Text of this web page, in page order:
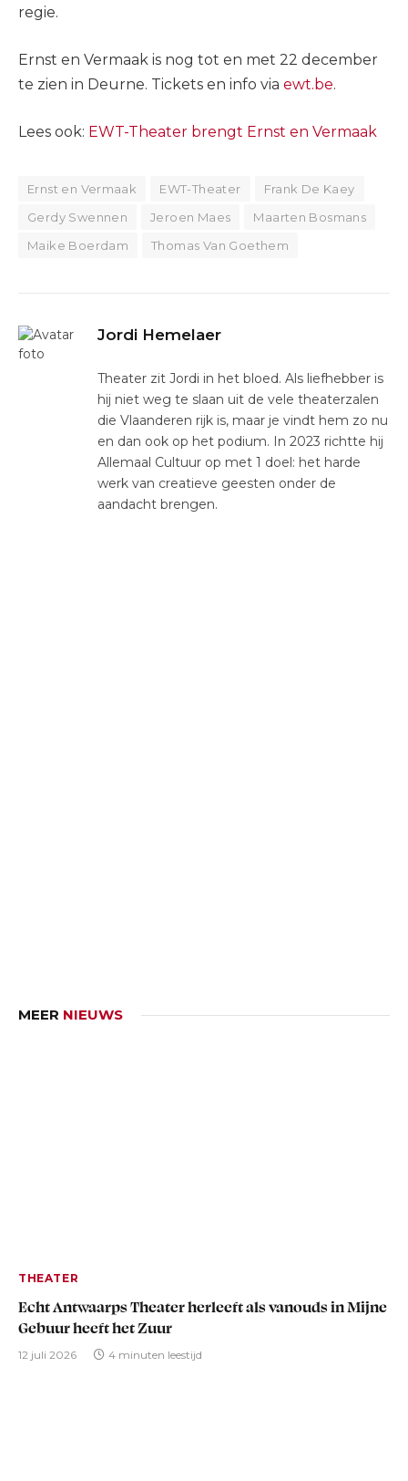
regie.
Ernst en Vermaak is nog tot en met 22 december
te zien in Deurne. Tickets en info via ewt.be.
Lees ook: EWT-Theater brengt Ernst en Vermaak
Ernst en Vermaak EWT-Theater
Frank De Kaey
Gerdy Swennen
Jeroen Maes
Maarten Bosmans
Maike Boerdam
Thomas Van Goethem
Jordi Hemelaer
Theater zit Jordi in het bloed. Als liefhebber is
hij niet weg te slaan uit de vele theaterzalen
die Vlaanderen rijk is, maar je vindt hem zo nu
en dan ook op het podium. In 2023 richtte hij
Allemaal Cultuur op met 1 doel: het harde
werk van creatieve geesten onder de
aandacht brengen.
MEER NIEUWS
THEATER
Echt Antwaarps Theater herleeft als vanouds in Mijne
Gebuur heeft het Zuur
12 juli 2026 4 minuten leestijd